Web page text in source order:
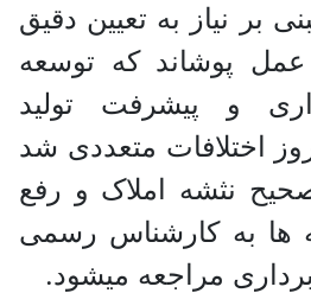
بر نیاز به تعیین دقیق
عمل پوشاند که توسعه
و پیشرفت تولید
اختلافات متعددی شد
نثشه املاک و رفع
ها به کارشناس رسمی
مراجعه میشود.